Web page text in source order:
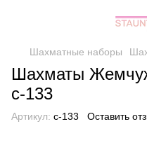
Шахматные наборы
Шахматы
с-133
Артикул: c-133 Оставить